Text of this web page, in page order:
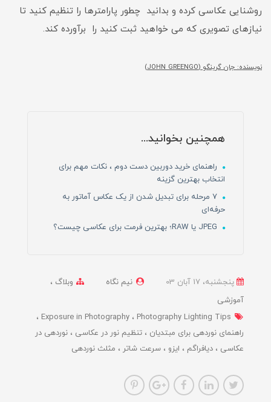
روشنایی عکاسی کرده و بدانید چطور پارامترها را تنظیم کنید تا
نیازهای تصویری که می خواهید ثبت کنید را برآورده کند.
نویسنده: جان گرینگو (JOHN GREENGO)
همچنین بخوانید...
راهنمای خرید دوربین دست دوم ، نکات مهم برای
انتخاب بهترین گزینه
7 مرحله برای تبدیل شدن از یک عکاس آماتور به
حرفه‌ای
پنجشنبه، 17 آبان 03 نیم نگاه
وبلاگ
آموزشی
Exposure in Photography
Photography Lighting Tips
راهنمای نوردهی برای مبتدیان
تنظیم نور در عکاسی
نوردهی در
عکاسی
دیافراگم ایزو سرعت شاتر مثلث نوردهی